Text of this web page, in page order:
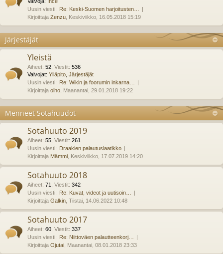
Uusin viesti: Re: Keski-Suomen harjoitusten…
Kirjoittaja Zenzu , Keskiviikko, 16.05.2018 15:19
Järjestäjät
Yleistä
Aiheet: 52 Viestit: 536
Valvojat: Ylläpito Järjestäjät
Uusin viesti: Re: Wikin ja foorumin inkarna…
Kirjoittaja olho , Maanantai, 29.01.2018 19:22
Menneet Sotahuudot
Sotahuuto 2019
Aiheet: 55 Viestit: 261
Uusin viesti: Draakien palautuslaatikko
Kirjoittaja Mämmi , Keskiviikko, 17.07.2019 14:20
Sotahuuto 2018
Aiheet: 71 Viestit: 342
Uusin viesti: Re: Kuvat, videot ja uutisoin…
Kirjoittaja Galkin , Tiistai, 14.06.2022 10:48
Sotahuuto 2017
Aiheet: 60 Viestit: 337
Uusin viesti: Re: Niittoväen palautteenkorj…
Kirjoittaja Ojutai , Maanantai, 08.01.2018 23:33